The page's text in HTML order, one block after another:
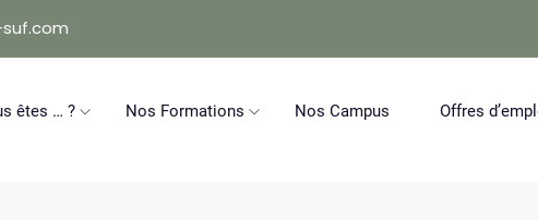
êtes … ? Nos Formations Nos Campus Offres